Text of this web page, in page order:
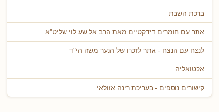
ברכת השבת
אתר עם חומרים דידקטיים מאת הרב אלישע לוי שליט"א
לנצח עם הנצח - אתר לזכרו של הנער משה הי"ד
אקטואליה
קישורים נוספים - בעריכת רינה אזולאי